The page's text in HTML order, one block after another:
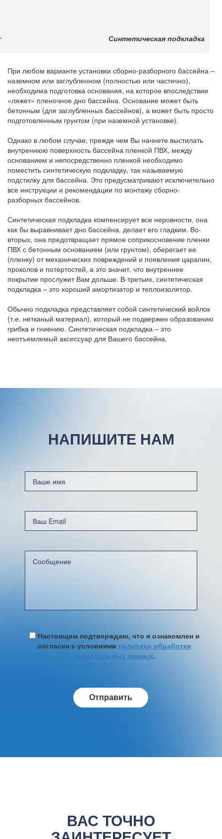
Синтетическая подкладка
При любом варианте установки сборно-разборного бассейна –
наземном или заглубленном (полностью или частично),
необходима подготовка основания, на которое впоследствии
«ляжет» пленочное дно бассейна. Основание может быть
бетонным (для заглубленных бассейнов), а может быть просто
подготовленным грунтом (при наземной установке).
Однако в любом случае, прежде чем Вы начнете выстилать
внутреннюю поверхность бассейна пленкой ПВХ, между
основанием и непосредственно пленкой необходимо
поместить синтетическую подкладку, так называемую
подстилку для бассейна. Это предусматривают исключительно
все инструкции и рекомендации по монтажу сборно-
разборных бассейнов.
Синтетическая подкладка компенсирует все неровности, она
как бы выравнивает дно бассейна, делает его гладким. Во-
вторых, она предотвращает прямое соприкосновение пленки
ПВХ с бетонным основанием (или грунтом), оберегает ее
(пленку) от механических повреждений и появления царапин,
проколов и потертостей, а это значит, что внутреннее
покрытие прослужит Вам дольше. В-третьих, синтетическая
подкладка – это хороший амортизатор и теплоизолятор.
Обычно подкладка представляет собой синтетический войлок
(т.е. нетканый материал), который не подвержен образованию
грибка и гниению. Синтетическая подкладка – это
неотъемлемый аксессуар для Вашего бассейна.
НАПИШИТЕ НАМ
Настоящим подтверждаю, что я ознакомлен и
согласен с условиями политики обработки
персональных данных.
ВАС ТОЧНО